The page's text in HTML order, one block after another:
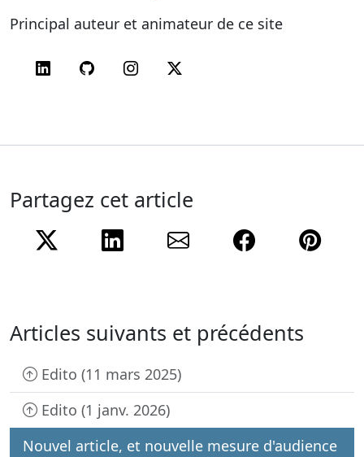
Principal auteur et animateur de ce site
LinkedInGitHubInstagram
Partagez cet article
TwitterLinkedIne-mailFacebook
Articles suivants et précédents
Edito (11 mars 2025)
Edito (1 janv. 2026)
Nouvel article, et nouvelle mesure d'audience